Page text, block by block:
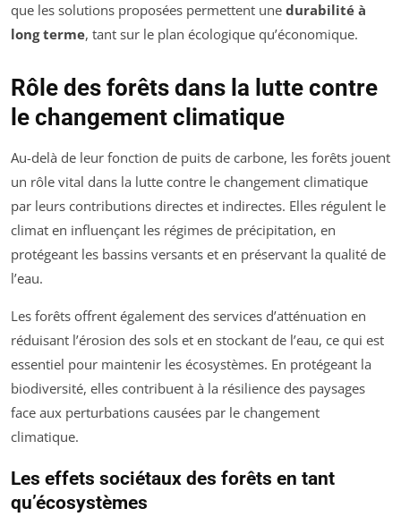
que les solutions proposées permettent une durabilité à
long terme, tant sur le plan écologique qu’économique.
Rôle des forêts dans la lutte contre
le changement climatique
Au-delà de leur fonction de puits de carbone, les forêts jouent
un rôle vital dans la lutte contre le changement climatique
par leurs contributions directes et indirectes. Elles régulent le
climat en influençant les régimes de précipitation, en
protégeant les bassins versants et en préservant la qualité de
l’eau.
Les forêts offrent également des services d’atténuation en
réduisant l’érosion des sols et en stockant de l’eau, ce qui est
essentiel pour maintenir les écosystèmes. En protégeant la
biodiversité, elles contribuent à la résilience des paysages
face aux perturbations causées par le changement
climatique.
Les effets sociétaux des forêts en tant
qu’écosystèmes